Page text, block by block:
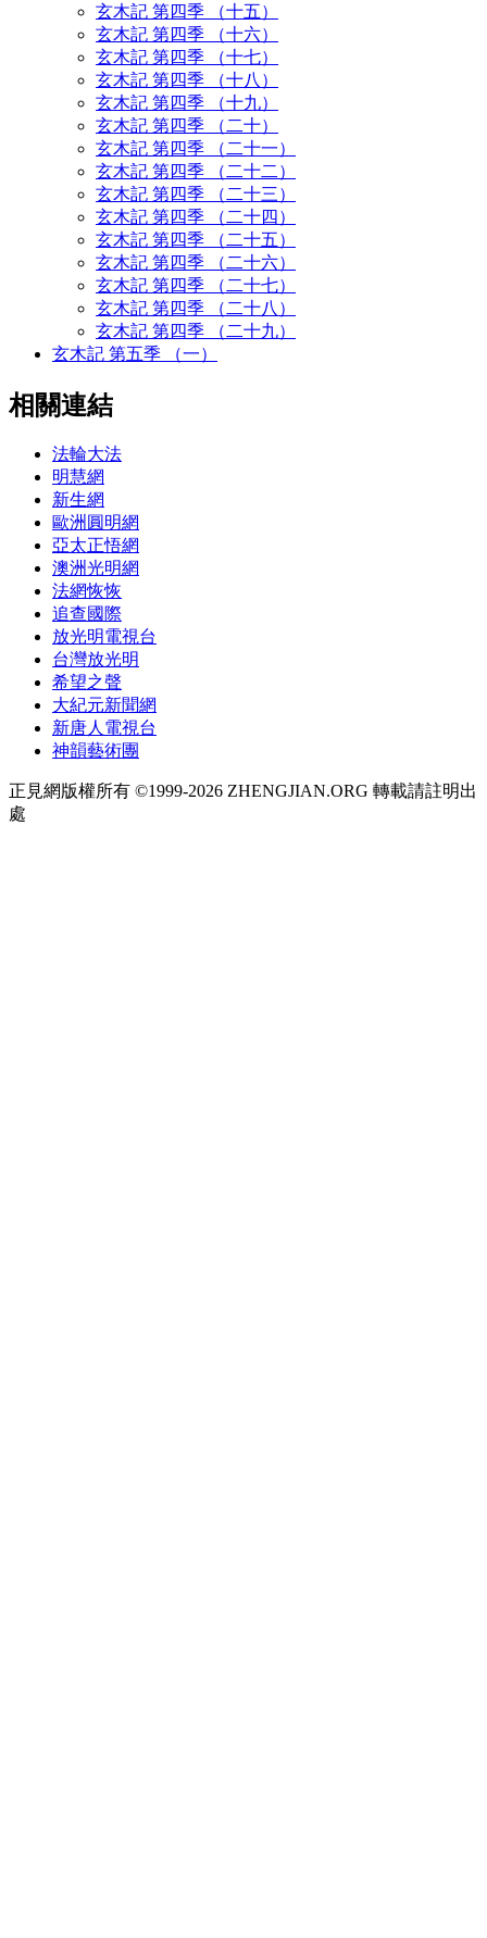
玄木記 第四季 （十五）
玄木記 第四季 （十六）
玄木記 第四季 （十七）
玄木記 第四季 （十八）
玄木記 第四季 （十九）
玄木記 第四季 （二十）
玄木記 第四季 （二十一）
玄木記 第四季 （二十二）
玄木記 第四季 （二十三）
玄木記 第四季 （二十四）
玄木記 第四季 （二十五）
玄木記 第四季 （二十六）
玄木記 第四季 （二十七）
玄木記 第四季 （二十八）
玄木記 第四季 （二十九）
玄木記 第五季 （一）
相關連結
法輪大法
明慧網
新生網
歐洲圓明網
亞太正悟網
澳洲光明網
法網恢恢
追查國際
放光明電視台
台灣放光明
希望之聲
大紀元新聞網
新唐人電視台
神韻藝術團
正見網版權所有 ©1999-2026 ZHENGJIAN.ORG 轉載請註明出
處